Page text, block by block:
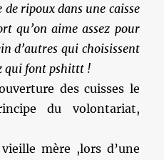
de ripoux dans une caisse
qu’on aime assez pour
d’autres qui choisissent
qui font pshittt !
des cuisses le
du volontariat,
mère ,lors d’une